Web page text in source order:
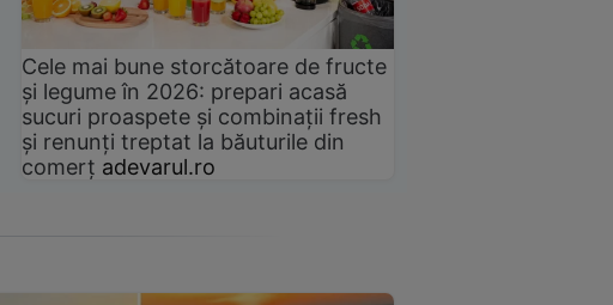
Cele mai bune storcătoare de fructe
și legume în 2026: prepari acasă
sucuri proaspete și combinații fresh
și renunți treptat la băuturile din
comerț adevarul.ro